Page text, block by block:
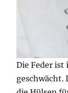
Die Feder
geschwächt.